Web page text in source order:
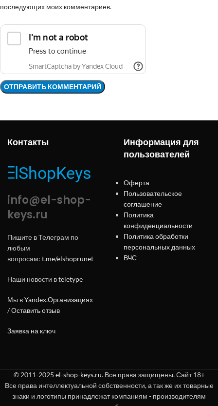
последующих моих комментариев.
Контакты
info@el-shop-
keys.ru
Пишите в Телеграм по
любым
вопросам: t.me/elshoprunet
Наши новости вteletype
Мы вYandex.Организациях
/Оставить отзыв
Заявка на ключ
Информация для
пользователей
Оферта
Пользовательское
соглашение
Политика
конфиденциальности
Политика обработки
персональных данных
ВЧС
© 2011-2025 el-shop-keys.ru. Все права защищены. Сайт 18+
Все права интеллектуальной собственности, а так же их товарные
знаки и логотипы принадлежат компаниям - производителям